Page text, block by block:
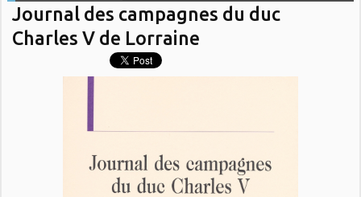
Journal des campagnes du duc
Charles V de Lorraine